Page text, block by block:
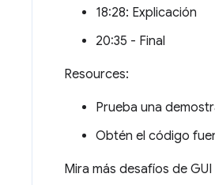
18:28: Explicación
20:35 - Final
Resources:
Prueba una
Obtén el código
Mira más desafíos de